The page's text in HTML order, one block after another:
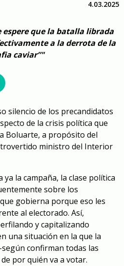
4.03.2025
espere que la batalla librada
a la derrota de la
caviar”"
silencio de los precandidatos
de la crisis política que
Boluarte, a propósito del
ministro del Interior
la campaña, la clase política
sobre los
gobierna porque eso les
al electorado. Así,
y capitalizando
una situación en la que la
confirman todas las
por quién va a votar.